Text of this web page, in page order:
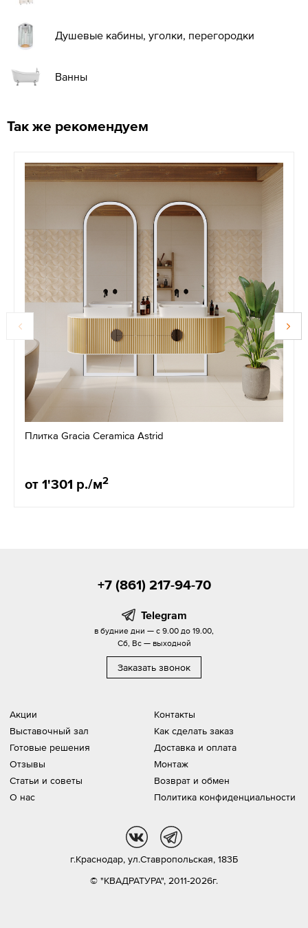
Душевые кабины, уголки, перегородки
Ванны
Так же рекомендуем
Плитка Gracia Ceramica Astrid
от 1'301 р./м2
Акции
Выставочный зал
Готовые решения
Отзывы
Статьи и советы
О нас
Контакты
Как сделать заказ
Доставка и оплата
Монтаж
Возврат и обмен
Политика конфиденциальности
+7 (861) 217-94-70
Telegram
в будние дни — с 9.00 до 19.00,
Сб, Вс — выходной
Заказать звонок
© "КВАДРАТУРА", 2011-2026г.
г.Краснодар, ул.Ставропольская, 183Б
vk